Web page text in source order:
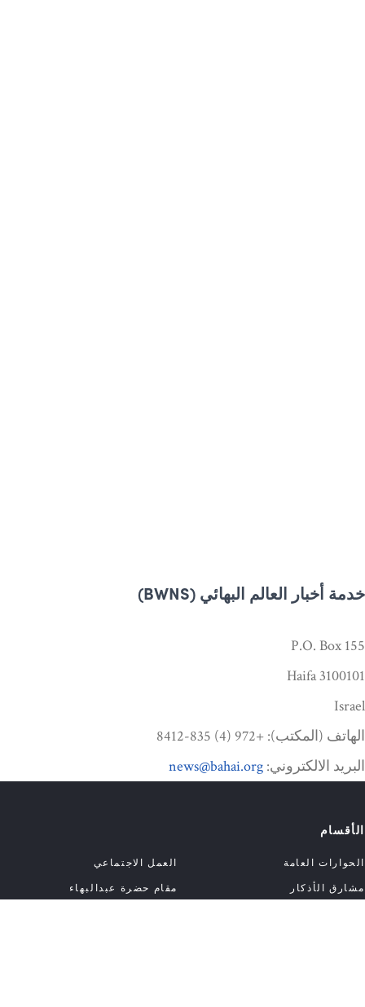
خدمة أخبار العالم البهائي (BWNS)
P.O. Box 155
3100101 Haifa
Israel
الهاتف (المكتب): +972 (4) 835-8412
البريد الالكتروني: news@bahai.org
الأقسام
الحوارات العامة
العمل الاجتماعي
مشارق الأذكار
مقام حضرة عبدالبهاء